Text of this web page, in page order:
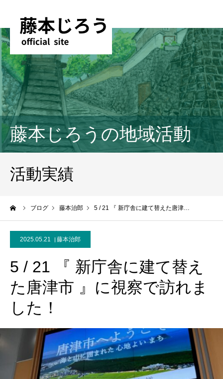
藤本じろうの地域活動
活動実績
ブログ 藤本治郎 5 / 21 『 新庁舎に建て替えた唐津…
2025.05.21 藤本治郎
5 / 21 『 新庁舎に建て替え
た唐津市 』に視察で訪れま
した！